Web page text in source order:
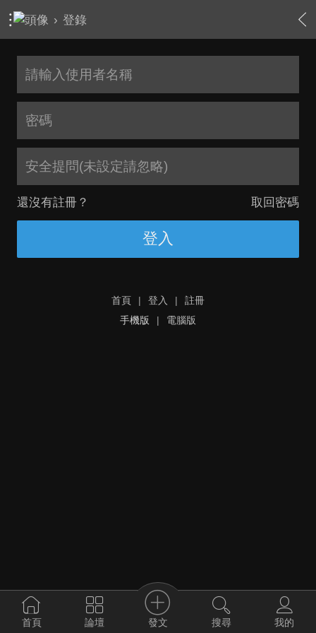
› 登錄
安全提問(未設定請忽略)
還沒有註冊？ 取回密碼
登入
首頁 | 登入 |
註冊
手機版
| 電腦版
首頁 論壇 發文 搜尋 我的